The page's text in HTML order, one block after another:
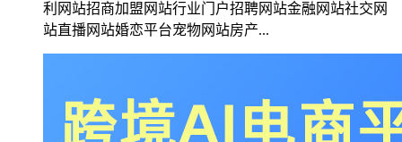
利网站招商加盟网站行业门户招聘网站金融网站社交网
站直播网站婚恋平台宠物网站房产...